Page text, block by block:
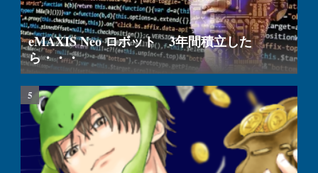
eMAXIS Neo ロボット 3年間積立した
ら・・・